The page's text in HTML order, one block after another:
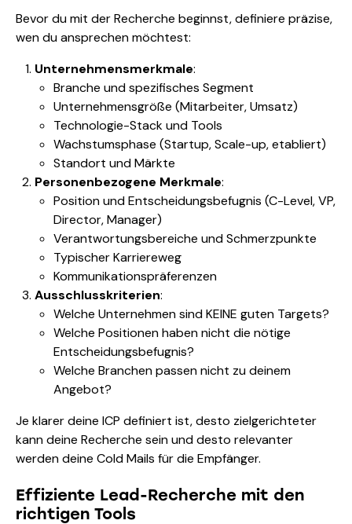
Bevor du mit der Recherche beginnst, definiere präzise,
wen du ansprechen möchtest:
Unternehmensmerkmale:
Branche und spezifisches Segment
Unternehmensgröße (Mitarbeiter, Umsatz)
Technologie-Stack und Tools
Wachstumsphase (Startup, Scale-up, etabliert)
Standort und Märkte
Personenbezogene Merkmale:
Position und Entscheidungsbefugnis (C-Level, VP,
Director, Manager)
Verantwortungsbereiche und Schmerzpunkte
Typischer Karriereweg
Kommunikationspräferenzen
Ausschlusskriterien:
Welche Unternehmen sind KEINE guten Targets?
Welche Positionen haben nicht die nötige
Entscheidungsbefugnis?
Welche Branchen passen nicht zu deinem
Angebot?
Je klarer deine ICP definiert ist, desto zielgerichteter
kann deine Recherche sein und desto relevanter
werden deine Cold Mails für die Empfänger.
Effiziente Lead-Recherche mit den
richtigen Tools